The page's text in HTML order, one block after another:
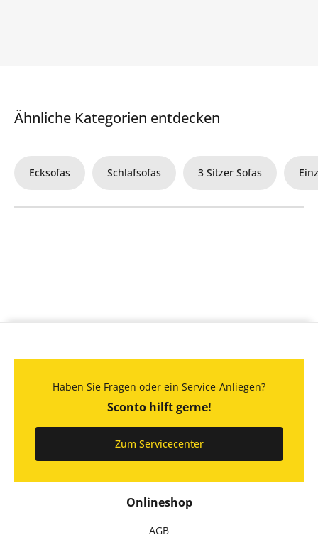
Ähnliche Kategorien entdecken
Ecksofas Schlafsofas 3 Sitzer Sofas
Onlineshop
AGB
Haben Sie Fragen oder ein Service-Anliegen?
Sconto hilft gerne!
Zum Servicecenter